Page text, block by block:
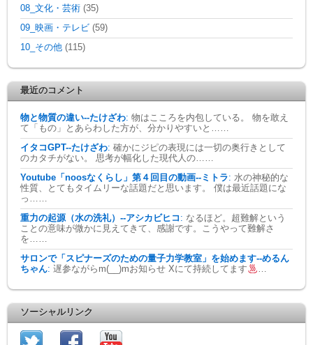
08_文化・芸術 (35)
09_映画・テレビ (59)
10_その他 (115)
最近のコメント
物と物質の違い--たけざわ: 物はこころを内包している。 物を敢え
て「もの」とあらわした方が、分かりやすいと……
イタコGPT--たけざわ: 確かにジピの表現には一切の奥行きとして
のカタチがない。 思考が幅化した現代人の……
Youtube「noosなくらし」第４回目の動画--ミトラ: 水の神秘的な
性質、とてもタイムリーな話題だと思います。 僕は最近話題にな
っ……
重力の起源（水の洗礼）--アシカビヒコ : なるほど。超難解という
ことの意味が微かに見えてきて、感謝です。こうやって難解さ
を……
サロンで「スピナーズのための量子力学教室」を始めます--めるん
ちゃん: 遅参ながらm(__)mお知らせ Xにて持続してます …
ソーシャルリンク